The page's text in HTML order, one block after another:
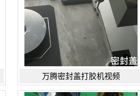
万腾密封盖打胶机视频